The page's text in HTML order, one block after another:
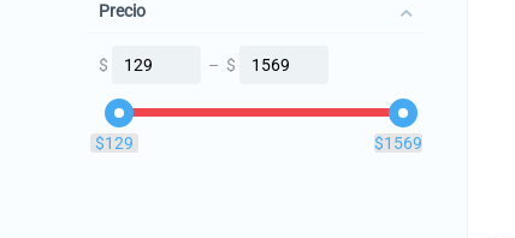
Precio
$ – $
‎$129 ‎$1569